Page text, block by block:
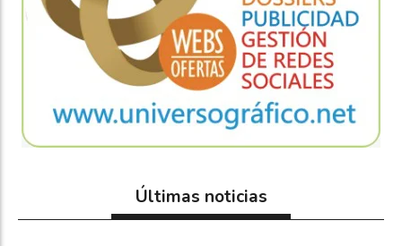
Últimas noticias